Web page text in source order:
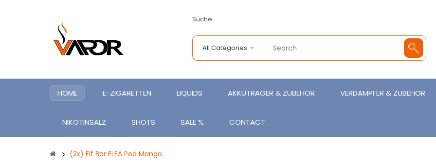
Suche
All Categories
HOME E-ZIGARETTEN LIQUIDS AKKUTRÄGER & ZUBEHÖR VERDAMPFER & ZUBEHÖR
NIKOTINSALZ SHOTS SALE % CONTACT
(2x) Elf Bar ELFA Pod Mango